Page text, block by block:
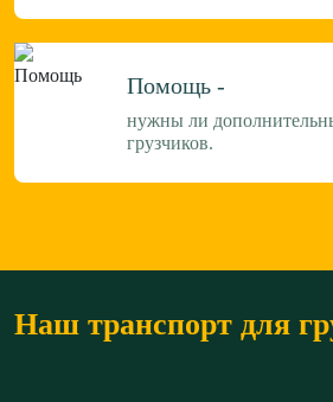
Помощь -
нужны ли
грузчиков.
Наш транспорт для